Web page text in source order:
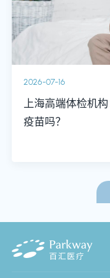
2026-07-16
上海高端体检机
疫苗吗？